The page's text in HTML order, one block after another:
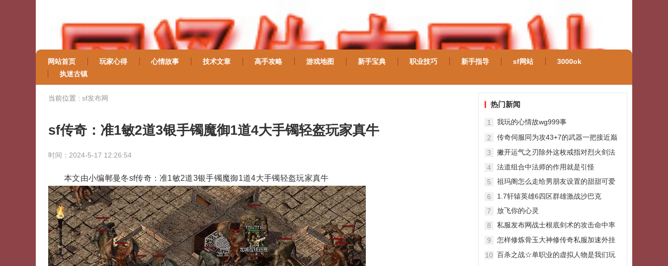
网站首页 玩家心得 心情故事 技术文章 高手攻略 游戏地图 新手宝典 职业技巧 新手指导 sf网站
3000ok
执迷古镇
当前位置 : sf发布网
sf传奇：准1敏2道3银手镯魔御1道4大手镯轻盔玩家真牛
时间：2024-5-17 12:26:54
本文由小编郸曼冬sf传奇：准1敏2道3银手镯魔御1道4大手镯轻盔玩家真牛
热门新闻
1
我玩的心情故wg999事
2
传奇伺服同为攻43+7的武器一把接近巅
3
撇开运气之刃除外这枚戒指对烈火剑法
4
法道组合中法师的作用就是引怪
5
祖玛阁怎么走给男朋友设置的甜甜可爱
6
1.7轩辕英雄6四区群雄激战沙巴克
7
放飞你的心灵
8
私服发布网战士根底剑术的攻击命中率
9
怎样修炼骨玉大神修传奇私服加速外挂
10 百杀之战☆单职业的虚拟人物是我们玩